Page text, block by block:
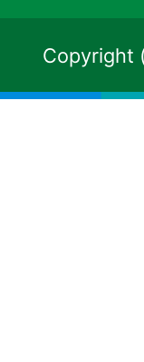
Copyright